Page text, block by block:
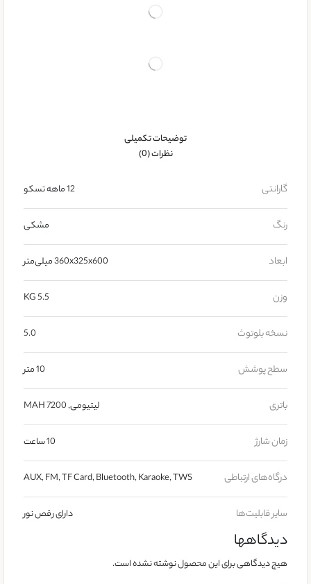
توضیحات تکمیلی
نظرات (0)
گارانتی 12 ماهه تسکو
رنگ مشکی
ابعاد 360x325x600 میلی‌متر
وزن 5.5 KG
نسخه بلوتوث 5.0
سطح پوشش 10 متر
باتری لیتیومی,
7200 MAH
زمان شارژ 10 ساعت
درگاه‌های ارتباطی AUX, FM, TF Card, Bluetooth, Karaoke, TWS
سایر قابلیت‌ها دارای رقص نور
دیدگاهها
هیچ دیدگاهی برای این محصول نوشته نشده است.